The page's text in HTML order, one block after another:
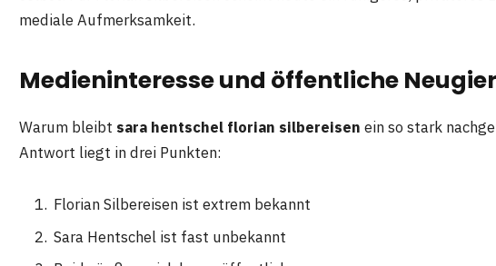
mediale Aufmerksamkeit.
Medieninteresse und öffentliche Neugier
Warum bleibt sara hentschel florian silbereisen ein so stark
Antwort liegt in drei Punkten:
Florian Silbereisen ist extrem bekannt
Sara Hentschel ist fast unbekannt